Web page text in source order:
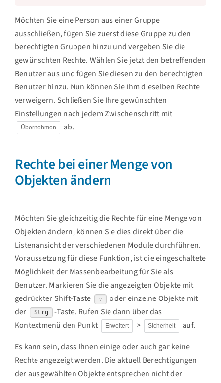
Möchten Sie eine Person aus einer Gruppe
ausschließen, fügen Sie zuerst diese Gruppe zu den
berechtigten Gruppen hinzu und vergeben Sie die
gewünschten Rechte. Wählen Sie jetzt den betreffenden
Benutzer aus und fügen Sie diesen zu den berechtigten
Benutzer hinzu. Nun können Sie Ihm dieselben Rechte
verweigern. Schließen Sie Ihre gewünschten
Einstellungen nach jedem Zwischenschritt mit
Übernehmen ab.
Rechte bei einer Menge von
Objekten ändern
Möchten Sie gleichzeitig die Rechte für eine Menge von
Objekten ändern, können Sie dies direkt über die
Listenansicht der verschiedenen Module durchführen.
Voraussetzung für diese Funktion, ist die eingeschaltete
Möglichkeit der Massenbearbeitung für Sie als
Benutzer. Markieren Sie die angezeigten Objekte mit
gedrückter Shift-Taste
⇧
oder einzelne Objekte mit
der
Strg
-Taste. Rufen Sie dann über das
Kontextmenü den Punkt
Erweitert > Sicherheit
auf.
Es kann sein, dass Ihnen einige oder auch gar keine
Rechte angezeigt werden. Die aktuell Berechtigungen
der ausgewählten Objekte entsprechen nicht der